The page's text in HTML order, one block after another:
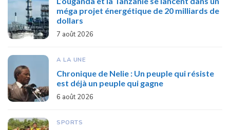
méga projet énergétique de 20 milliards de
dollars
7 août 2026
A LA UNE
Chronique de Nelie : Un peuple qui résiste
est déjà un peuple qui gagne
6 août 2026
SPORTS